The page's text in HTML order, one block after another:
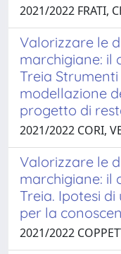
2021/2022 FRATI,
Valorizzare le
marchigiane: il
Treia
modellazione
progetto di
2021/2022 CORI,
Valorizzare le
marchigiane: il
Treia. Ipotesi
per la
2021/2022